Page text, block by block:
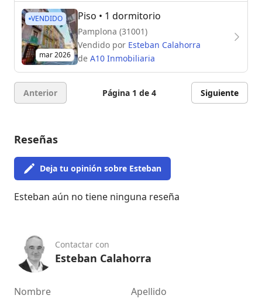
VENDIDO
mar 2026
Piso • 1 dormitorio
Pamplona (31001)
Vendido por Esteban Calahorra
de A10 Inmobiliaria
Anterior Página 1 de 4 Siguiente
Reseñas
Deja tu opinión sobre Esteban
Esteban aún no tiene ninguna reseña
Contactar con
Esteban Calahorra